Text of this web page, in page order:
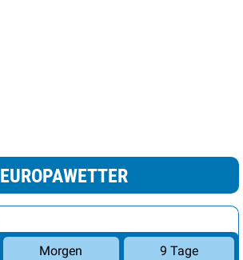
EUROPAWETTER
Morgen 9 Tage